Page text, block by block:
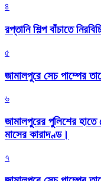
৪
রপ্তানি শিল্প বাঁচাতে
৫
জামালপুরে সেচ পাম্পের
৬
জামালপুরের পুলিশের
মাসের কারাদণ্ড।
৭